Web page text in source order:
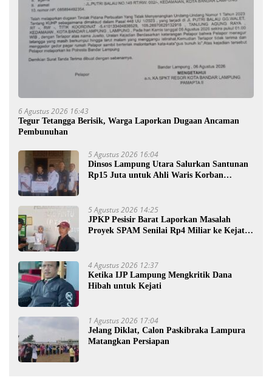
6 Agustus 2026 16:43
Tegur Tetangga Berisik, Warga Laporkan Dugaan Ancaman
Pembunuhan
5 Agustus 2026 16:04
Dinsos Lampung Utara Salurkan Santunan
Rp15 Juta untuk Ahli Waris Korban
5 Agustus 2026 14:25
JPKP Pesisir Barat Laporkan Masalah
Proyek SPAM Senilai Rp4 Miliar ke Kejati
4 Agustus 2026 12:37
Ketika IJP Lampung Mengkritik Dana
Hibah untuk Kejati
1 Agustus 2026 17:04
Jelang Diklat, Calon Paskibraka Lampura
Matangkan Persiapan